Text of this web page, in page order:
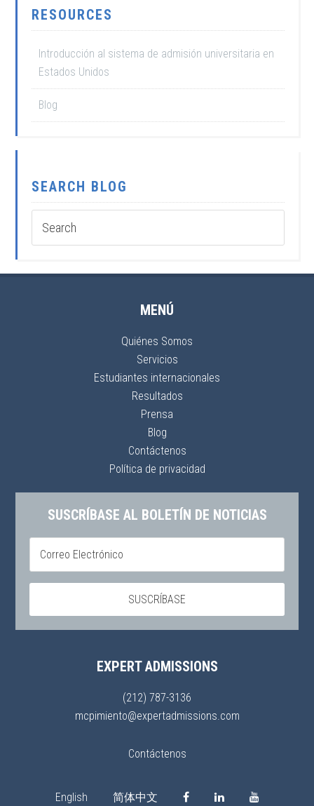
RESOURCES
Introducción al sistema de admisión universitaria en
Estados Unidos
Blog
SEARCH BLOG
MENÚ
Quiénes Somos
Servicios
Estudiantes internacionales
Resultados
Prensa
Blog
Contáctenos
Política de privacidad
SUSCRÍBASE AL BOLETÍN DE NOTICIAS
EXPERT ADMISSIONS
(212) 787-3136
mcpimiento@expertadmissions.com
Contáctenos
English 简体中文